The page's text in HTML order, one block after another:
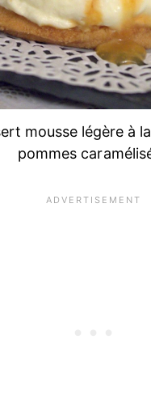
mousse légère à
pommes